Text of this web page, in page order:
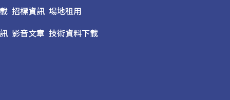
招標資訊
影音文章
場地租用
技術資料下載